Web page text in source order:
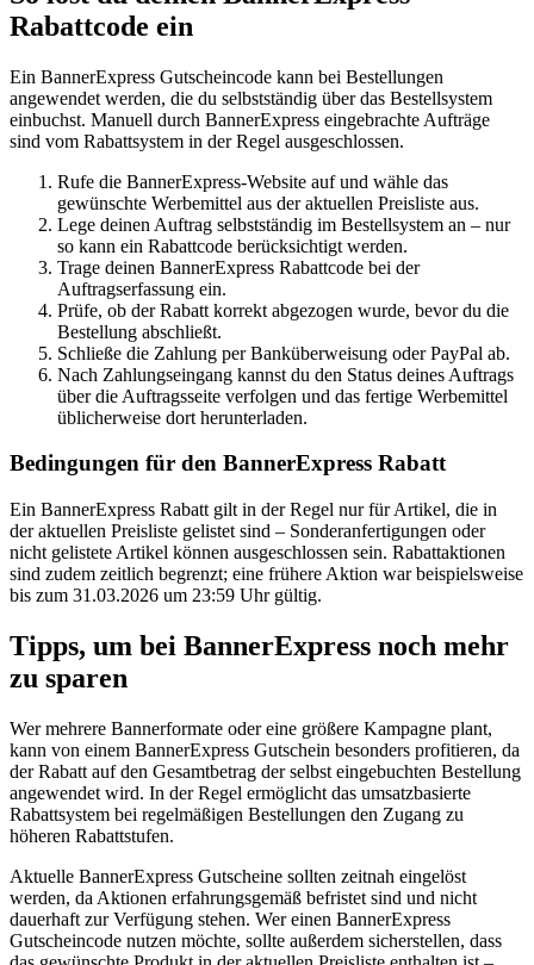
Rabattcode ein
Ein BannerExpress Gutscheincode kann bei Bestellungen
angewendet werden, die du selbstständig über das Bestellsystem
einbuchst. Manuell durch BannerExpress eingebrachte Aufträge
sind vom Rabattsystem in der Regel ausgeschlossen.
Rufe die BannerExpress-Website auf und wähle das
gewünschte Werbemittel aus der aktuellen Preisliste aus.
Lege deinen Auftrag selbstständig im Bestellsystem an – nur
so kann ein Rabattcode berücksichtigt werden.
Trage deinen BannerExpress Rabattcode bei der
Auftragserfassung ein.
Prüfe, ob der Rabatt korrekt abgezogen wurde, bevor du die
Bestellung abschließt.
Schließe die Zahlung per Banküberweisung oder PayPal ab.
Nach Zahlungseingang kannst du den Status deines Auftrags
über die Auftragsseite verfolgen und das fertige Werbemittel
üblicherweise dort herunterladen.
Bedingungen für den BannerExpress Rabatt
Ein BannerExpress Rabatt gilt in der Regel nur für Artikel, die in
der aktuellen Preisliste gelistet sind – Sonderanfertigungen oder
nicht gelistete Artikel können ausgeschlossen sein. Rabattaktionen
sind zudem zeitlich begrenzt; eine frühere Aktion war beispielsweise
bis zum 31.03.2026 um 23:59 Uhr gültig.
Tipps, um bei BannerExpress noch mehr
zu sparen
Wer mehrere Bannerformate oder eine größere Kampagne plant,
kann von einem BannerExpress Gutschein besonders profitieren, da
der Rabatt auf den Gesamtbetrag der selbst eingebuchten Bestellung
angewendet wird. In der Regel ermöglicht das umsatzbasierte
Rabattsystem bei regelmäßigen Bestellungen den Zugang zu
höheren Rabattstufen.
Aktuelle BannerExpress Gutscheine sollten zeitnah eingelöst
werden, da Aktionen erfahrungsgemäß befristet sind und nicht
dauerhaft zur Verfügung stehen. Wer einen BannerExpress
Gutscheincode nutzen möchte, sollte außerdem sicherstellen, dass